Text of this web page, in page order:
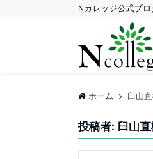
Nカレッジ公式ブ
ホーム 臼山
投稿者: 臼山